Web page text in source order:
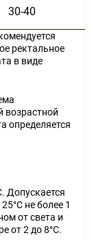
30-40
ректальное
в виде
возрастной
определяется
Допускается
не более 1
от света и
от 2 до 8°С.